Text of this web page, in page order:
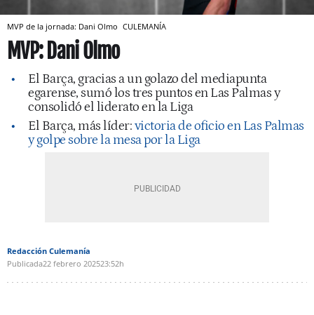
MVP de la jornada: Dani Olmo CULEMANÍA
MVP: Dani Olmo
El Barça, gracias a un golazo del mediapunta
egarense, sumó los tres puntos en Las Palmas y
consolidó el liderato en la Liga
El Barça, más líder:victoria de oficio en Las Palmas
y golpe sobre la mesa por la Liga
Redacción Culemanía
Publicada22 febrero 202523:52h